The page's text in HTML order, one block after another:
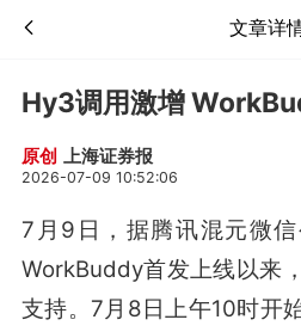
文章详
Hy3调用激增
原创 上海证券报
2026-07-09 10:52:06
7月9日，据腾讯混元微
WorkBuddy首发上线以来
支持。7月8日上午10时开